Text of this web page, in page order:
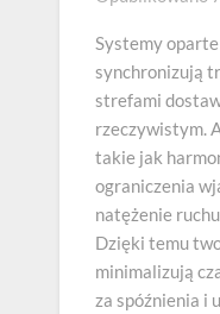
Systemy
synchronizują
strefami
rzeczywistym.
takie jak
ograniczenia
natężenie
Dzięki temu
minimalizują
za spóźnienia i